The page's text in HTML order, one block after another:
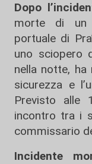
Dopo
morte di un
portuale di
uno sciopero
nella notte, ha
sicurezza e
Previsto alle
incontro tra i
commissario
Incidente